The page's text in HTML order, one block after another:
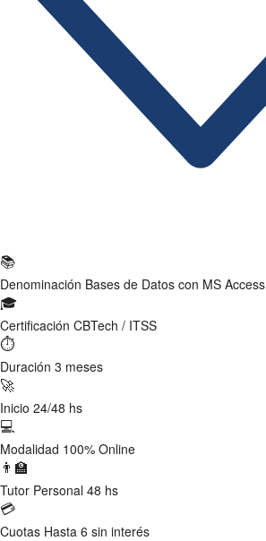
📚
Denominación Bases de Datos con MS Access
🎓
Certificación CBTech / ITSS
⏱
Duración 3 meses
🚀
Inicio 24/48 hs
💻
Modalidad 100% Online
👨‍🏫
Tutor Personal 48 hs
💳
Cuotas Hasta 6 sin interés